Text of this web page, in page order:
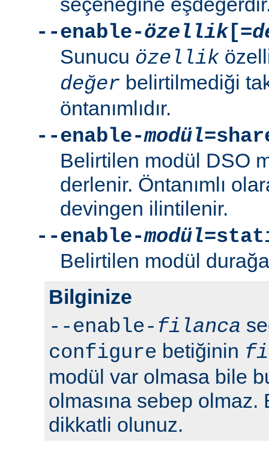
--enable-özellik[=
Sunucu özellik
değer belirtilmediği
öntanımlıdır.
--enable-modül
Belirtilen modül DSO
derlenir. Öntanımlı
devingen ilintilenir.
--enable-modül
Belirtilen modül
Bilginize
--enable- filanca
configure betiğinin
modül var olmasa bile
olmasına sebep olmaz.
dikkatli olunuz.